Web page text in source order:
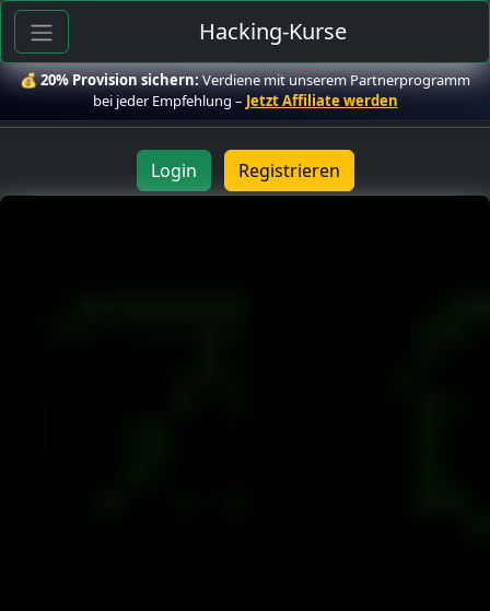
Hacking-Kurse
💰20% Provision sichern:Verdiene mit unserem Partnerprogramm
bei jeder Empfehlung – Jetzt Affiliate werden
Login Registrieren